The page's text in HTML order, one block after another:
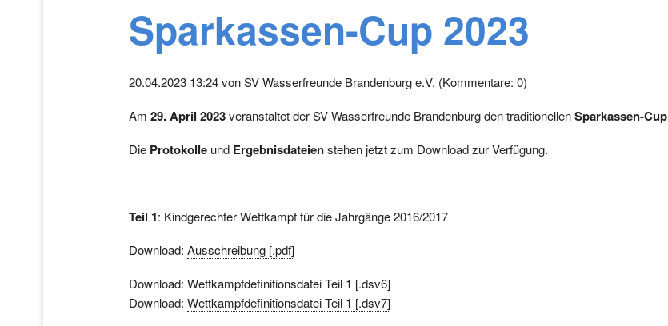
Sparkassen-Cup 2023
20.04.2023 13:24vonSV Wasserfreunde Brandenburg e.V. (Kommentare: 0)
Am29. April 2023veranstaltet der SV Wasserfreunde Brandenburg den traditionellenSparkassen-Cup
Die Protokolle und Ergebnisdateienstehen jetzt zum Download zur Verfügung.
Teil 1: Kindgerechter Wettkampf für die Jahrgänge 2016/2017
Download:Ausschreibung [.pdf]
Download:Wettkampfdefinitionsdatei Teil 1 [.dsv6]
Download:Wettkampfdefinitionsdatei Teil 1 [.dsv7]